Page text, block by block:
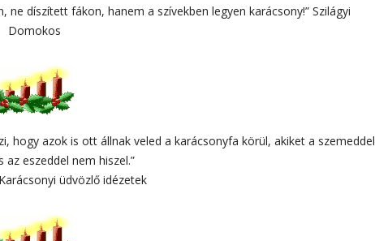
díszített fákon, hanem a szívekben legyen karácsony!” Szilágyi
Domokos
hogy azok is ott állnak veled a karácsonyfa körül, akiket a szemeddel
az eszeddel nem hiszel.”
üdvözlő idézetek